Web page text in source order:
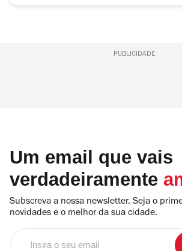
PUBLICIDADE
Um email que vais
verdadeiramente
Subscreva a nossa newsletter. Seja o
novidades e o melhor da sua cidade.